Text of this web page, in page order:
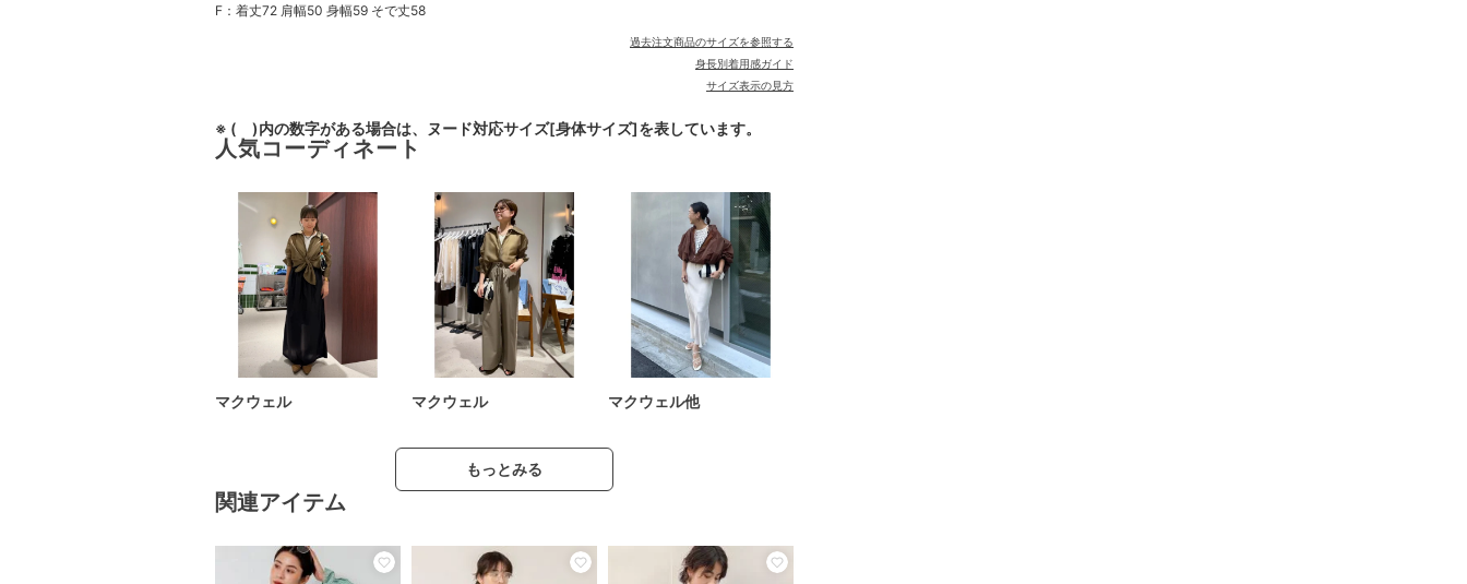
F：着丈72 肩幅50 身幅59 そで丈58
過去注文商品のサイズを参照する
身長別着用感ガイド
サイズ表示の見方
※ ( )内の数字がある場合は、ヌード対応サイズ[身体サイズ]を表しています。
人気コーディネート
マクウェル マクウェル マクウェル他
もっとみる
関連アイテム